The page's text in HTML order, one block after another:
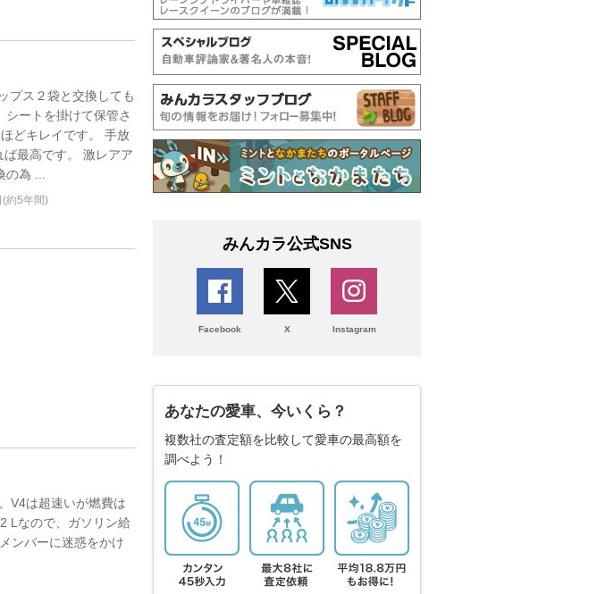
プス２袋と交換しても
シートを掛けて保管さ
どキレイです。 手放
最高です。 激レアア
為 ...
約5年間)
V4は超速いが燃費は
Lなので、ガソリン給
ンバーに迷惑をかけ
みんカラ公式SNS
Facebook X Instagram
あなたの愛車、今いくら？
複数社の査定額を比較して愛車の最高額を
調べよう！